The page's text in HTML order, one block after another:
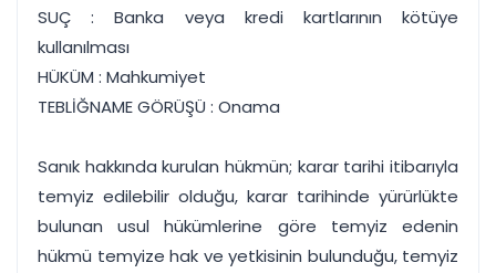
Tek panelde uçtan uca yönetim
UYAP & UETS entegrasyonundan finansa, hepsi bir arada.
Tüm özellikleri inceleyin
SUÇ : Banka veya kredi kartlarının kötüye
kullanılması
HÜKÜM : Mahkumiyet
TEBLİĞNAME GÖRÜŞÜ : Onama
Sanık hakkında kurulan hükmün; karar tarihi itibarıyla
temyiz edilebilir olduğu, karar tarihinde yürürlükte
bulunan usul hükümlerine göre temyiz edenin
hükmü temyize hak ve yetkisinin bulunduğu, temyiz